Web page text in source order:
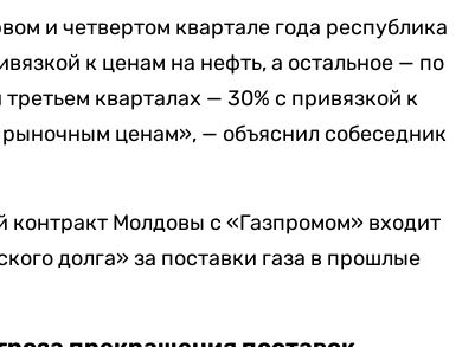
и четвертом квартале года республика
к ценам на нефть, а остальное — по
кварталах — 30% с привязкой к
ценам», — объяснил собеседник
контракт Молдовы с «Газпромом» входит
долга» за поставки газа в прошлые